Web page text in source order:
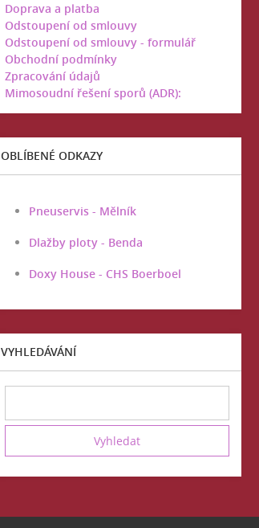
Doprava a platba
Odstoupení od smlouvy
Odstoupení od smlouvy - formulář
Obchodní podmínky
Zpracování údajů
Mimosoudní řešení sporů (ADR):
OBLÍBENÉ ODKAZY
Pneuservis - Mělník
Dlažby ploty - Benda
Doxy House - CHS Boerboel
VYHLEDÁVÁNÍ